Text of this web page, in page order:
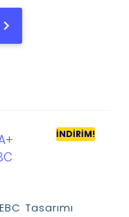
İNDIRIM!
Tasarımı